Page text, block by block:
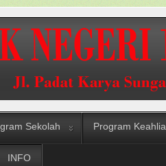
Sekolah Program
INFO